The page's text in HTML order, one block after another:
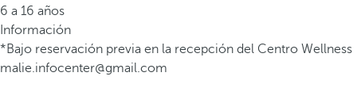
6 a 16 años
Información
*Bajo reservación previa en la recepción del Centro Wellness
malie.infocenter@gmail.com